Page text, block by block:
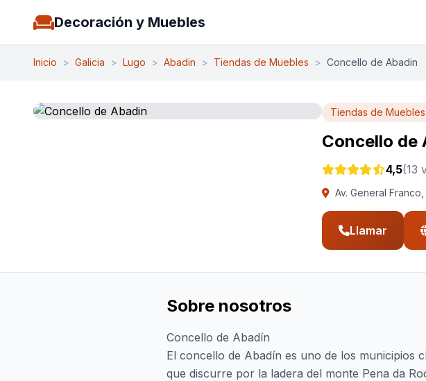
Decoración y Muebles
Inicio > Galicia > Lugo > Abadin > Tiendas de Muebles > Concello de Abadin
Tiendas de Muebles
Concello de
4,5(13
Av. General
Llamar
Sobre nosotros
Concello de Abadín
El concello de Abadín es uno de los municipios
que discurre por la ladera del monte Pena da